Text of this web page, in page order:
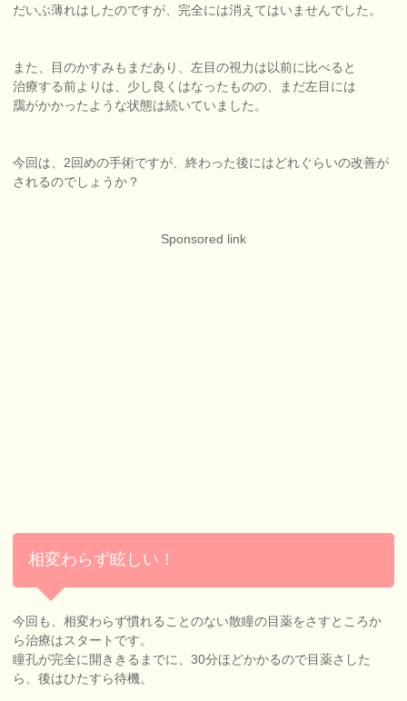
だいぶ薄れはしたのですが、完全には消えてはいませんでした。
また、目のかすみもまだあり、左目の視力は以前に比べると
治療する前よりは、少し良くはなったものの、まだ左目には
靄がかかったような状態は続いていました。
今回は、2回めの手術ですが、終わった後にはどれぐらいの改善が
されるのでしょうか？
Sponsored link
相変わらず眩しい！
今回も、相変わらず慣れることのない散瞳の目薬をさすところか
ら治療はスタートです。
瞳孔が完全に開ききるまでに、30分ほどかかるので目薬さした
ら、後はひたすら待機。